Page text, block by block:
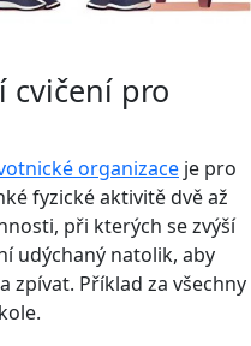
cvičení pro
organizace je pro
fyzické aktivitě dvě až
při kterých se zvýší
udýchaný natolik, aby
zpívat. Příklad za všechny